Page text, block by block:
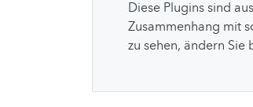
Diese Plugins sind
Zusammenhang mit
zu sehen, ändern Sie